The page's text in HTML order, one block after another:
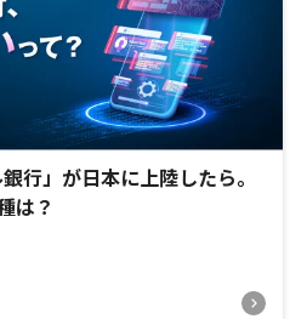
行」が日本に上陸したら。
は？